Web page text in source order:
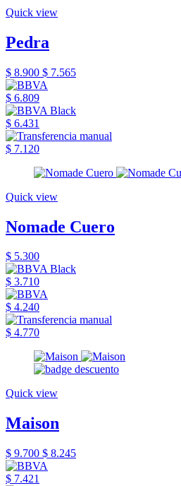
Quick view
Pedra
$ 8.900 $ 7.565
$ 6.809
$ 6.431
$ 7.120
Quick view
Nomade Cuero
$ 5.300
$ 3.710
$ 4.240
$ 4.770
Quick view
Maison
$ 9.700 $ 8.245
$ 7.421